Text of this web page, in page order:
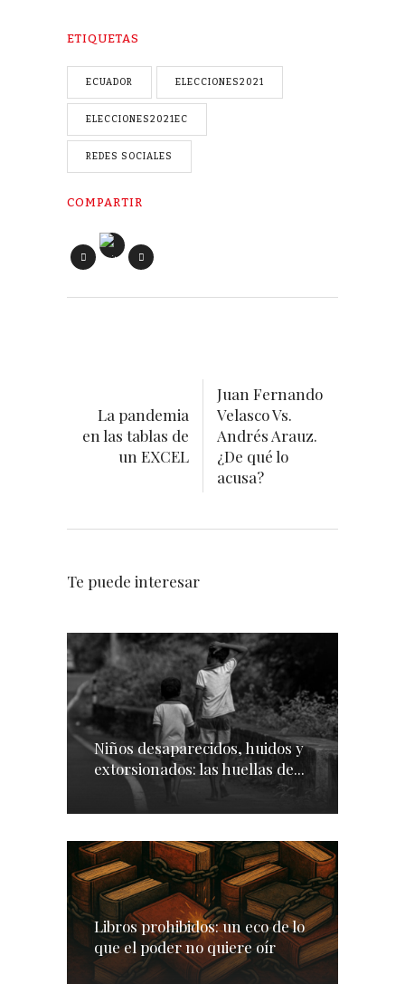
ETIQUETAS
ECUADOR ELECCIONES2021
ELECCIONES2021EC
REDES SOCIALES
COMPARTIR
La pandemia
en las tablas de
un EXCEL
Juan Fernando
Velasco Vs.
Andrés Arauz.
¿De qué lo
acusa?
Te puede interesar
Niños desaparecidos, huidos y
extorsionados: las huellas de...
Libros prohibidos: un eco de lo
que el poder no quiere oír